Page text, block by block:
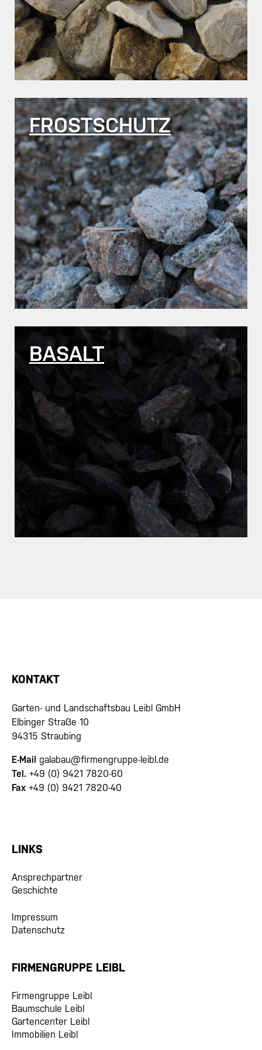
FROSTSCHUTZ
BASALT
KONTAKT
Garten- und Landschaftsbau Leibl GmbH
Elbinger Straße 10
94315 Straubing
E-Mail galabau@firmengruppe-leibl.de
Tel. +49 (0) 9421 7820-60
Fax +49 (0) 9421 7820-40
LINKS
Ansprechpartner
Geschichte
Impressum
Datenschutz
FIRMENGRUPPE LEIBL
Firmengruppe Leibl
Baumschule Leibl
Gartencenter Leibl
Immobilien Leibl